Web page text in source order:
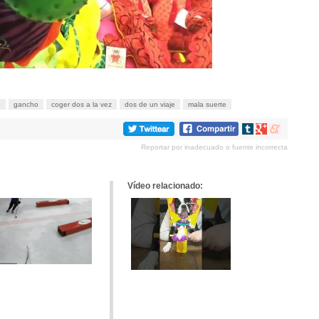
gancho coger dos a la vez dos de un viaje mala suerte
Compartir
tumblr
Compartir
Google+
Compartir
meneame
Reportar por inadecuado o fuente incorrecta
Vídeo relacionado: